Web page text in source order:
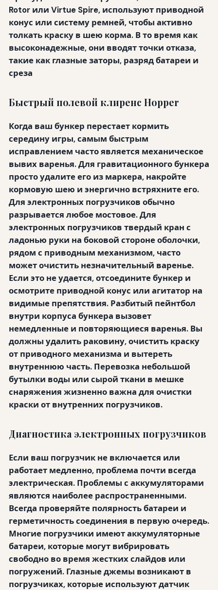
Rotor или Virtue Spire, используют приводной
конус или систему ремней, чтобы активно
толкать краску в шею корма. В то время как
высоконадежные, они вводят точки отказа,
такие как глазные заторы, разряд батареи и
среза
Быстрый полевой клиренс Hopper
Когда ваш бункер перестает кормить
середину игры, самым быстрым
исправлением часто является механическое
вывих варенья. Для гравитационного бункера
просто удалите его из маркера, накройте
кормовую шею и энергично встряхните его.
Для электронных погрузчиков обычно
разрывается любое мостовое. Для
электронных погрузчиков твердый кран с
ладонью руки на боковой стороне оболочки,
рядом с приводным механизмом, часто
может очистить незначительный варенье.
Если это не удается, отсоедините бункер и
осмотрите приводной конус или агитатор на
видимые препятствия. Разбитый пейнтбол
внутри корпуса бункера вызовет
немедленные и повторяющиеся варенья. Вы
должны удалить раковину, очистить краску
от приводного механизма и вытереть
внутреннюю часть. Перевозка небольшой
бутылки воды или сырой ткани в мешке
снаряжения жизненно важна для очистки
краски от внутренних погрузчиков.
Диагностика электронных погрузчиков
Если ваш погрузчик не включается или
работает медленно, проблема почти всегда
электрическая. Проблемы с аккумуляторами
являются наиболее распространенными.
Всегда проверяйте полярность батареи и
герметичность соединения в первую очередь.
Многие погрузчики имеют аккумуляторные
батареи, которые могут вибрировать
свободно во время жестких слайдов или
погружений. Глазные джемы возникают в
погрузчиках, которые используют датчик